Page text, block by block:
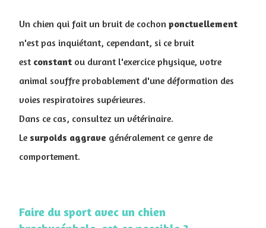
Un chien qui fait un bruit de cochon ponctuellement
n'est pas inquiétant, cependant, si ce bruit
est constant ou durant l'exercice physique, votre
animal souffre probablement d'une déformation des
voies respiratoires supérieures.
Dans ce cas, consultez un vétérinaire.
Le surpoids aggrave généralement ce genre de
comportement.
Faire du sport avec un chien